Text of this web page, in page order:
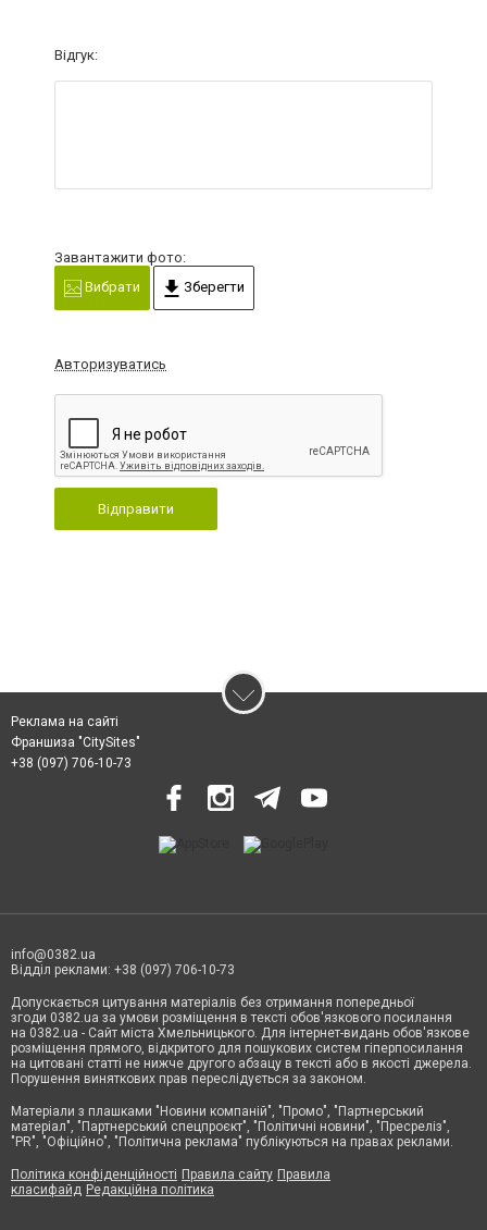
Відгук:
Завантажити фото:
Вибрати
Зберегти
Авторизуватись
Відправити
Реклама на сайті
Франшиза "CitySites"
+38 (097) 706-10-73
info@0382.ua
Відділ реклами: +38 (097) 706-10-73
Допускається цитування матеріалів без отримання попередньої
згоди 0382.ua за умови розміщення в тексті обов'язкового посилання
на 0382.ua - Сайт міста Хмельницького. Для інтернет-видань обов'язкове
розміщення прямого, відкритого для пошукових систем гіперпосилання
на цитовані статті не нижче другого абзацу в тексті або в якості джерела.
Порушення виняткових прав переслідується за законом.
Матеріали з плашками "Новини компаній", "Промо", "Партнерський
матеріал", "Партнерський спецпроєкт", "Політичні новини", "Пресреліз",
"PR", "Офіційно", "Політична реклама" публікуються на правах реклами.
Політика конфіденційності Правила сайту Правила
класифайд Редакційна політика